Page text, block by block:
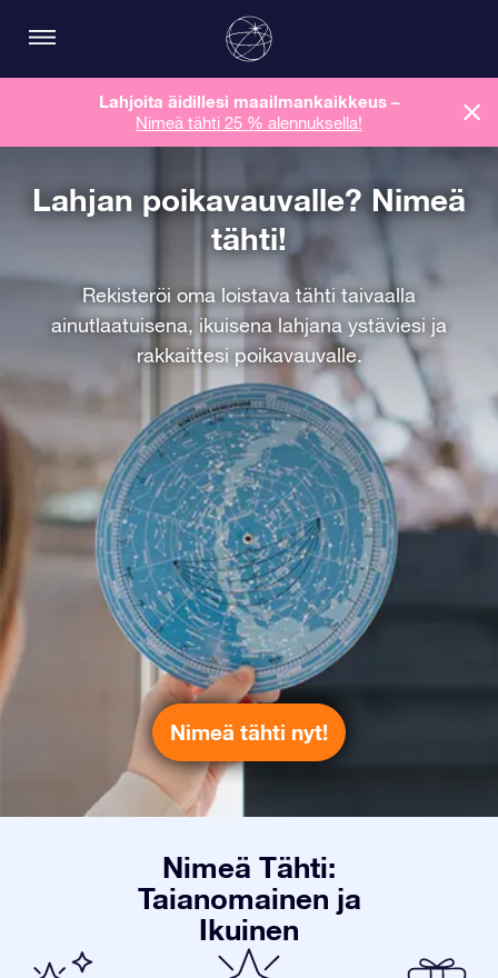
Lahjoita äidillesi maailmankaikkeus –
Nimeä tähti 25 % alennuksella!
Lahjan poikavauvalle? Nimeä
tähti!
Rekisteröi oma loistava tähti taivaalla
ainutlaatuisena, ikuisena lahjana ystäviesi ja
rakkaittesi poikavauvalle.
Nimeä tähti nyt!
Nimeä Tähti:
Taianomainen ja
Ikuinen